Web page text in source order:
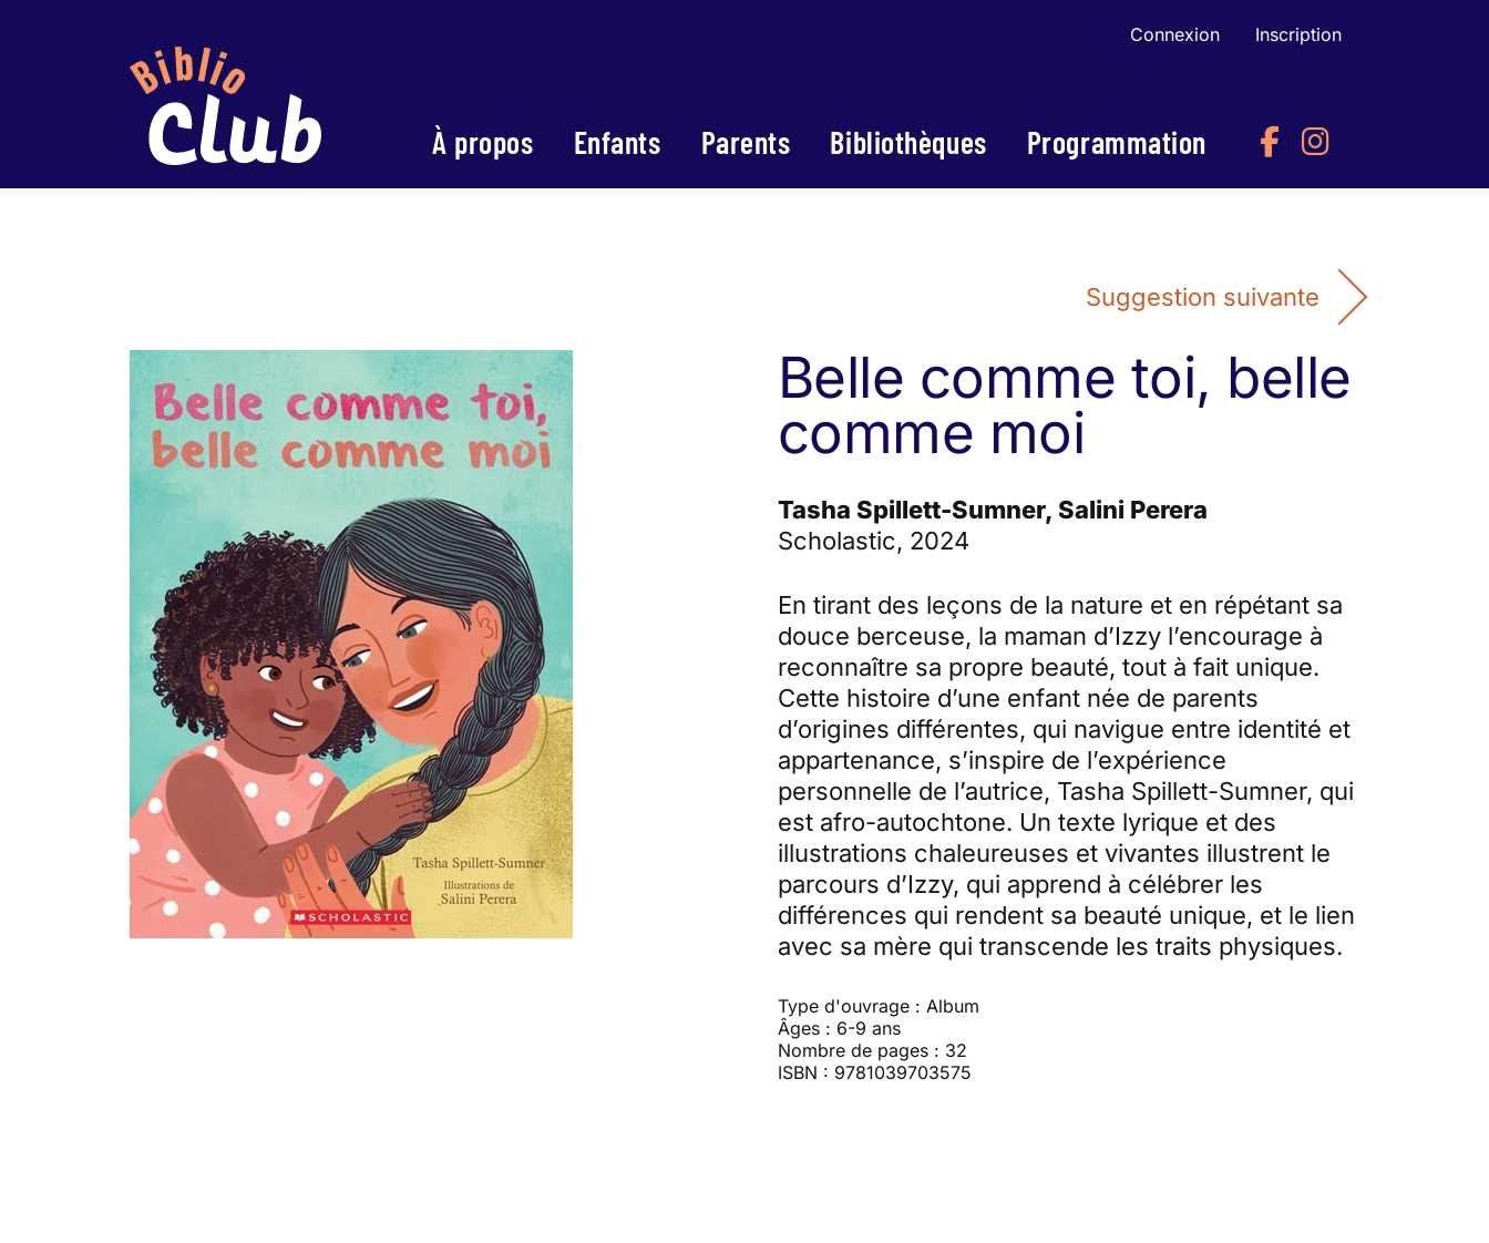
Connexion Inscription
À propos Enfants Parents Bibliothèques Programmation
Belle comme toi, belle
comme moi
Tasha Spillett-Sumner, Salini Perera
Scholastic, 2024
En tirant des leçons de la nature et en répétant sa
douce berceuse, la maman d’Izzy l’encourage à
reconnaître sa propre beauté, tout à fait unique.
Cette histoire d’une enfant née de parents
d’origines différentes, qui navigue entre identité et
appartenance, s’inspire de l’expérience
personnelle de l’autrice, Tasha Spillett-Sumner, qui
est afro-autochtone. Un texte lyrique et des
illustrations chaleureuses et vivantes illustrent le
parcours d’Izzy, qui apprend à célébrer les
différences qui rendent sa beauté unique, et le lien
avec sa mère qui transcende les traits physiques.
Type d'ouvrage : Album
Âges : 6-9 ans
Nombre de pages : 32
ISBN : 9781039703575
Suggestion suivante